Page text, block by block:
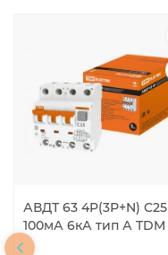
АВДТ 63 4P(3Р+N) C25
100мА 6кА тип А TDM